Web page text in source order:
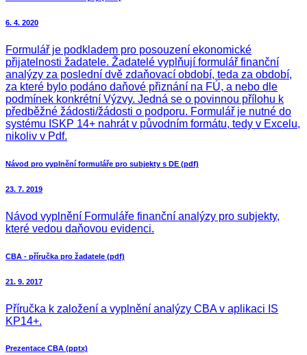
6. 4. 2020
Formulář je podkladem pro posouzení ekonomické
přijatelnosti žadatele. Žadatelé vyplňují formulář finanční
analýzy za poslední dvě zdaňovací období, teda za období,
za které bylo podáno daňové přiznání na FÚ, a nebo dle
podmínek konkrétní Výzvy. Jedná se o povinnou přílohu k
předběžné žádosti/žádosti o podporu. Formulář je nutné do
systému ISKP 14+ nahrát v původním formátu, tedy v Excelu,
nikoliv v Pdf.
Návod pro vyplnění formuláře pro subjekty s DE (pdf)
23. 7. 2019
Návod vyplnění Formuláře finanční analýzy pro subjekty,
které vedou daňovou evidenci.
CBA - příručka pro žadatele (pdf)
21. 9. 2017
Příručka k založení a vyplnění analýzy CBA v aplikaci IS
KP14+.
Prezentace CBA (pptx)